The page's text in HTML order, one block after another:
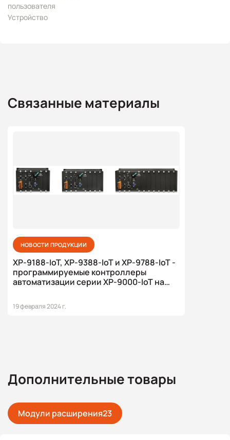
пользователя
Устройство
Связанные материалы
НОВОСТИ ПРОДУКЦИИ
XP-9188-IoT, XP-9388-IoT и XP-9788-IoT -
программируемые контроллеры
автоматизации серии XP-9000-IoT на
19 февраля 2024 г.
Дополнительные товары
Модули расширения23